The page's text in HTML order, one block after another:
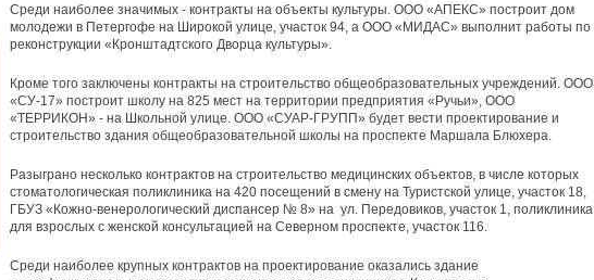
Среди наиболее значимых - контракты на объекты культуры. ООО «АПЕКС» построит дом
молодежи в Петергофе на Широкой улице, участок 94, а ООО «МИДАС» выполнит работы по
реконструкции «Кронштадтского Дворца культуры».
Кроме того заключены контракты на строительство общеобразовательных учреждений. ООО
«СУ-17» построит школу на 825 мест на территории предприятия «Ручьи», ООО
«ТЕРРИКОН» - на Школьной улице. ООО «СУАР-ГРУПП» будет вести проектирование и
строительство здания общеобразовательной школы на проспекте Маршала Блюхера.
Разыграно несколько контрактов на строительство медицинских объектов, в числе которых
стоматологическая поликлиника на 420 посещений в смену на Туристской улице, участок 18,
ГБУЗ «Кожно-венерологический диспансер № 8» на ул. Передовиков, участок 1, поликлиника
для взрослых с женской консультацией на Северном проспекте, участок 116.
Среди наиболее крупных контрактов на проектирование оказались здание